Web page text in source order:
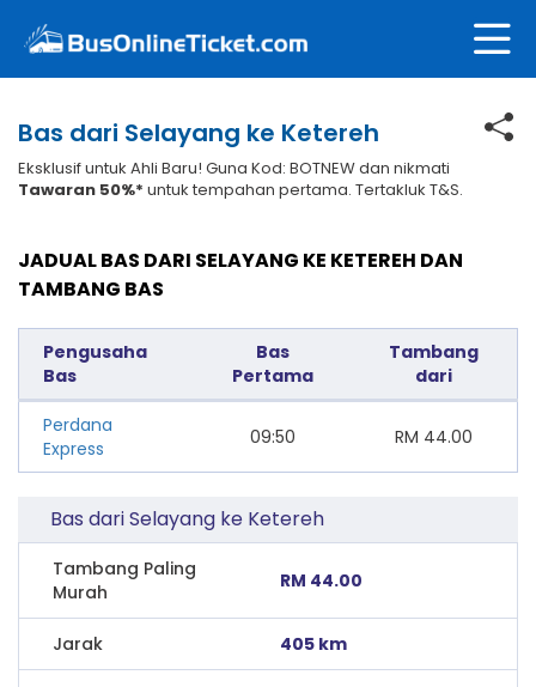
Bas dari Selayang ke Ketereh
Eksklusif untuk Ahli Baru! Guna Kod: BOTNEW dan nikmati
Tawaran 50%* untuk tempahan pertama. Tertakluk T&S.
JADUAL BAS DARI SELAYANG KE KETEREH DAN
TAMBANG BAS
Pengusaha
Bas
Bas
Pertama
Tambang
dari
Perdana
Express
09:50 RM 44.00
Bas dari Selayang ke Ketereh
Tambang Paling
Murah
RM 44.00
Jarak 405 km